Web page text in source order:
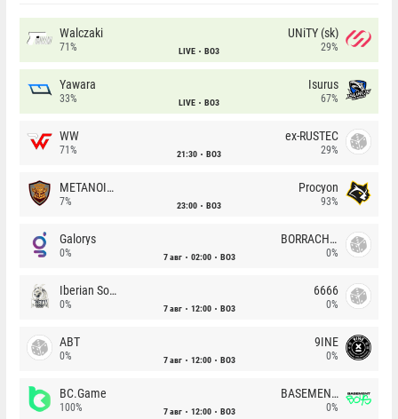
Walczaki
71% LIVE BO3
UNiTY (sk)
29%
Yawara
33% LIVE BO3
Isurus
67%
WW
71% 21:30 BO3
ex-RUSTEC
29%
METANOIA Wolves
7% 23:00 BO3
Procyon
93%
Galorys
0% 7 авг 02:00 BO3
BORRACHEIROS
0%
Iberian Soul
0% 7 авг 12:00 BO3
6666
0%
ABT
0% 7 авг 12:00 BO3
9INE
0%
BC.Game
100% 7 авг 12:00 BO3
BASEMENT BOYS
0%